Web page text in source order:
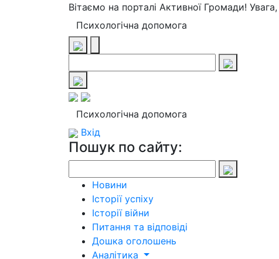
Вітаємо на порталі Активної Громади!
Психологічна допомога
Психологічна допомога
Вхід
Пошук по сайту:
Новини
Історії успіху
Історії війни
Питання та відповіді
Дошка оголошень
Аналітика